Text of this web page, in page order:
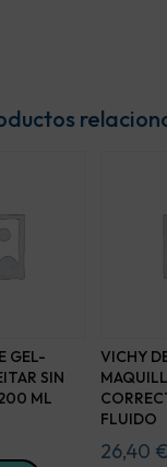
GEL-
SIN
ML
VICHY
FLUIDO
26,40 €